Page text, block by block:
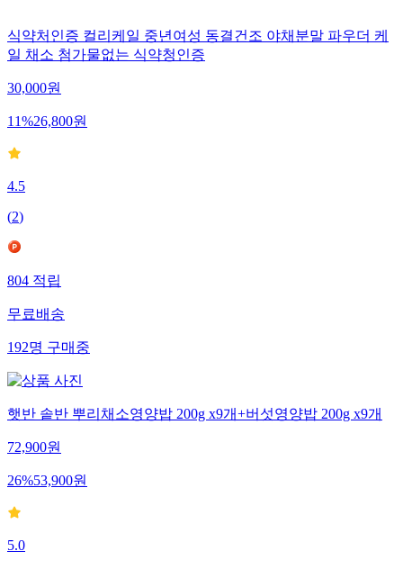
식약처인증 컬리케일 중년여성 동결건조 야채분말 파우더 케
일 채소 첨가물없는 식약청인증
30,000원
11%26,800원
4.5
(2)
804적립
무료배송
192명구매중
햇반 솥반 뿌리채소영양밥 200g x9개+버섯영양밥 200g x9개
72,900원
26%53,900원
5.0